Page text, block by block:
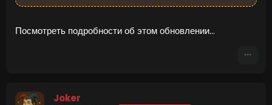
Посмотреть подробности об этом обновлении...
Joker